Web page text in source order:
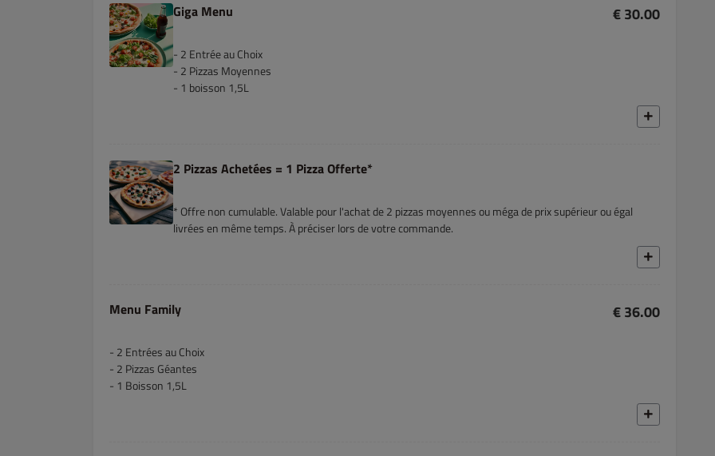
Giga Menu € 30.00
- 2 Entrée au Choix
- 2 Pizzas Moyennes
- 1 boisson 1,5L
2 Pizzas Achetées = 1 Pizza Offerte*
* Offre non cumulable. Valable pour l'achat de 2 pizzas moyennes ou méga de prix supérieur ou égal
livrées en même temps. À préciser lors de votre commande.
Menu Family € 36.00
- 2 Entrées au Choix
- 2 Pizzas Géantes
- 1 Boisson 1,5L